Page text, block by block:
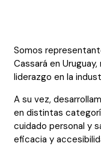
Somos
Cassará en
liderazgo en la
A su vez,
en distintas
cuidado personal y
eficacia y